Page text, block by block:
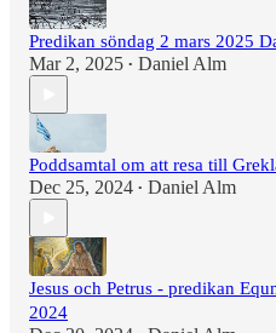
Predikan söndag 2 mars 2025
Mar 2, 2025 • Daniel Alm
Poddsamtal om att resa till
Dec 25, 2024 • Daniel Alm
Jesus och Petrus - predikan
2024